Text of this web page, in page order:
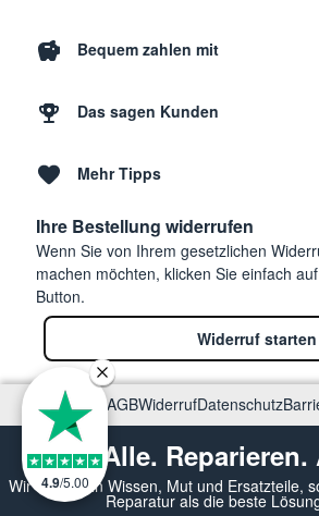
Bequem zahlen mit
Das sagen Kunden
Mehr Tipps
Ihre Bestellung widerrufen
Wenn Sie von Ihrem gesetzlichen
machen möchten, klicken Sie einfach
Button.
Widerruf starten
ImpressumAGBWiderrufDatenschutz
Alle. Reparieren.
Wir vermitteln Wissen, Mut und Ersatzteile,
Reparatur als die beste
4.9/5.00